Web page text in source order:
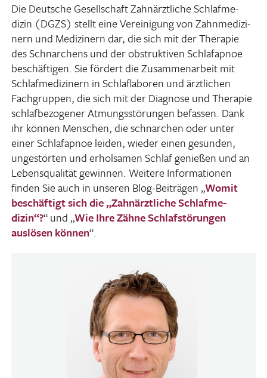
Die Deut­sche Gesell­schaft Zahn­ärzt­liche Schlaf­me­
dizin (DGZS) stellt eine Verei­ni­gung von Zahn­me­di­zi­
nern und Medi­zi­nern dar, die sich mit der Therapie
des Schnar­chens und der obstruk­tiven Schlaf­apnoe
beschäf­tigen. Sie fördert die Zusam­men­ar­beit mit
Schlaf­me­di­zi­nern in Schlaf­la­boren und ärzt­li­chen
Fach­gruppen, die sich mit der Diagnose und Therapie
schlaf­be­zo­gener Atmungs­stö­rungen befassen. Dank
ihr können Menschen, die schnar­chen oder unter
einer Schlaf­apnoe leiden, wieder einen gesunden,
unge­störten und erhol­samen Schlaf genießen und an
Lebens­qua­lität gewinnen. Weitere Infor­ma­tionen
finden Sie auch in unseren Blog-Beiträgen „Womit
beschäf­tigt sich die „Zahn­ärzt­liche Schlaf­me­
dizin“?“ und „Wie Ihre Zähne Schlaf­stö­rungen
auslösen können“.